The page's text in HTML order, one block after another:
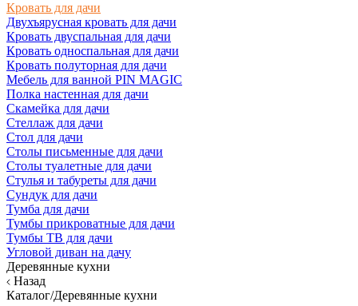
Кровать для дачи
Двухъярусная кровать для дачи
Кровать двуспальная для дачи
Кровать односпальная для дачи
Кровать полуторная для дачи
Мебель для ванной PIN MAGIC
Полка настенная для дачи
Скамейка для дачи
Стеллаж для дачи
Стол для дачи
Столы письменные для дачи
Столы туалетные для дачи
Стулья и табуреты для дачи
Сундук для дачи
Тумба для дачи
Тумбы прикроватные для дачи
Тумбы ТВ для дачи
Угловой диван на дачу
Деревянные кухни
Назад
Каталог/Деревянные кухни